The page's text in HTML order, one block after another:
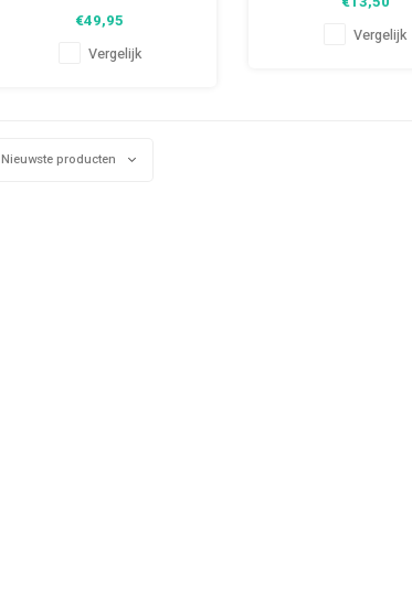
Algehele staat shirt: 9.5/10
(gebruikt)
€49,95
Vergelijk
clubmotto's tot
elk stuk vertelt een
Vergelijk
Nieuwste producten